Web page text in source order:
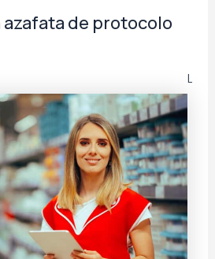
azafata de protocolo
L